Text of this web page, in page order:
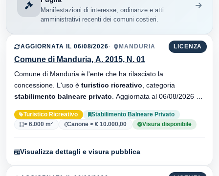
Manifestazioni di interesse, ordinanze e atti
amministrativi recenti dei comuni costieri.
LICENZA
AGGIORNATA IL 06/08/2026 MANDURIA
Comune di Manduria, A. 2015, N. 01
Comune di Manduria è l'ente che ha rilasciato la
concessione. L'uso è turistico ricreativo , categoria
stabilimento balneare privato
Turistico Ricreativo
Stabilimento Balneare Privato
> 6.000 m²
Canone > € 10.000,00 Visura disponibile
Visualizza dettagli e visura pubblica